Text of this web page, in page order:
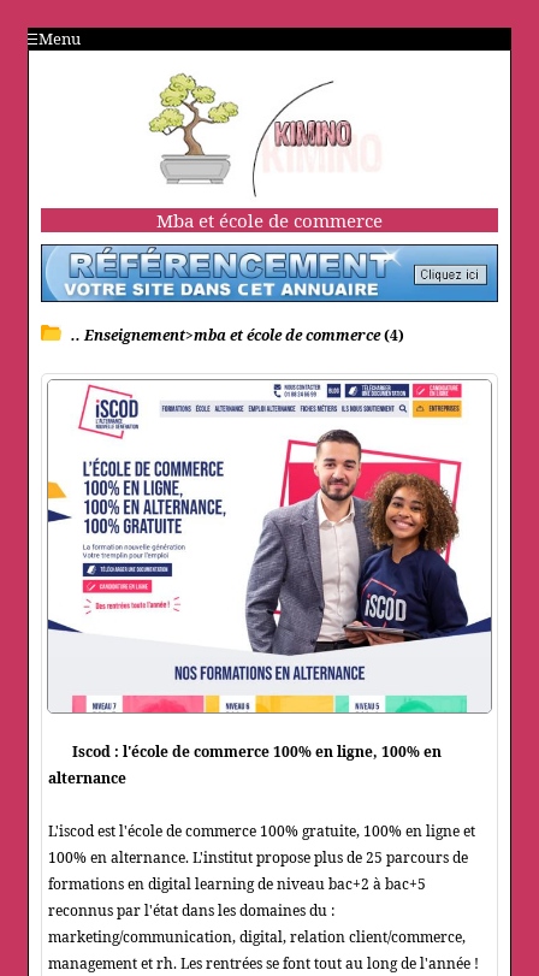
Menu
Mba et école de commerce
.. Enseignement>mba et école de commerce(4)
Iscod : l'école de commerce 100% en ligne, 100% en
alternance
L'iscod est l'école de commerce 100% gratuite, 100% en ligne et
100% en alternance. L'institut propose plus de 25 parcours de
formations en digital learning de niveau bac+2 à bac+5
reconnus par l'état dans les domaines du :
marketing/communication, digital, relation client/commerce,
management et rh. Les rentrées se font tout au long de l'année !